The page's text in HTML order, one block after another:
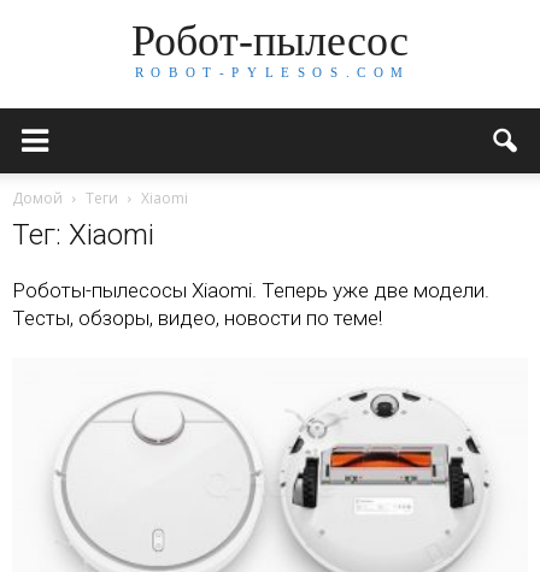
Робот-пылесос
R O B O T - P Y L E S O S . C O M
Домой Теги Xiaomi
Тег: Xiaomi
Роботы-пылесосы Xiaomi. Теперь уже две модели.
Тесты, обзоры, видео, новости по теме!